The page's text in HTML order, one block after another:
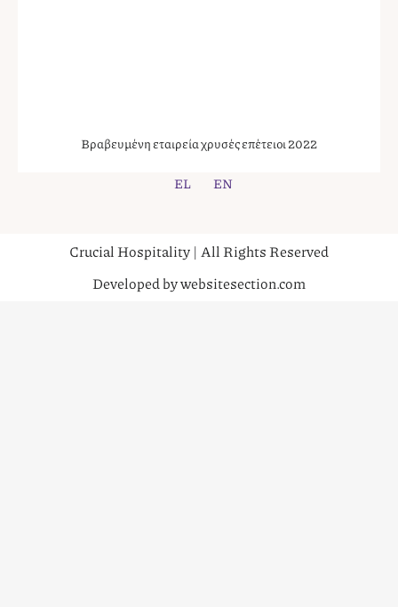
Βραβευμένη εταιρεία χρυσές επέτειοι 2022
EL EN
Crucial Hospitality | All Rights Reserved
Developed by websitesection.com